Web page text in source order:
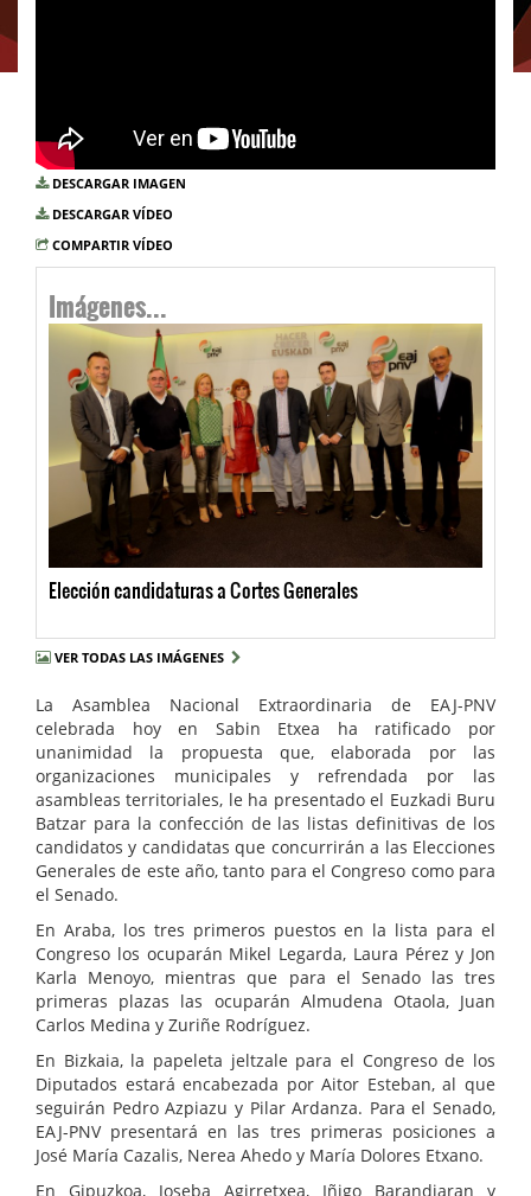
DESCARGAR IMAGEN
DESCARGAR VÍDEO
COMPARTIR VÍDEO
Imágenes...
Elección candidaturas a Cortes Generales
VER TODAS LAS IMÁGENES
La Asamblea Nacional Extraordinaria de EAJ-PNV
celebrada hoy en Sabin Etxea ha ratificado por
unanimidad la propuesta que, elaborada por las
organizaciones municipales y refrendada por las
asambleas territoriales, le ha presentado el Euzkadi Buru
Batzar para la confección de las listas definitivas de los
candidatos y candidatas que concurrirán a las Elecciones
Generales de este año, tanto para el Congreso como para
el Senado.
En Araba, los tres primeros puestos en la lista para el
Congreso los ocuparán Mikel Legarda, Laura Pérez y Jon
Karla Menoyo, mientras que para el Senado las tres
primeras plazas las ocuparán Almudena Otaola, Juan
Carlos Medina y Zuriñe Rodríguez.
En Bizkaia, la papeleta jeltzale para el Congreso de los
Diputados estará encabezada por Aitor Esteban, al que
seguirán Pedro Azpiazu y Pilar Ardanza. Para el Senado,
EAJ-PNV presentará en las tres primeras posiciones a
José María Cazalis, Nerea Ahedo y María Dolores Etxano.
En Gipuzkoa, Joseba Agirretxea, Iñigo Barandiaran y